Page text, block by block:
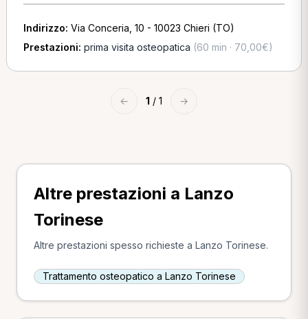
Indirizzo: Via Conceria, 10 - 10023 Chieri (TO)
Prestazioni: prima visita osteopatica (60 min · 70,00€)
← 1 / 1 →
Altre prestazioni a Lanzo
Torinese
Altre prestazioni spesso richieste a Lanzo Torinese.
Trattamento osteopatico a Lanzo Torinese